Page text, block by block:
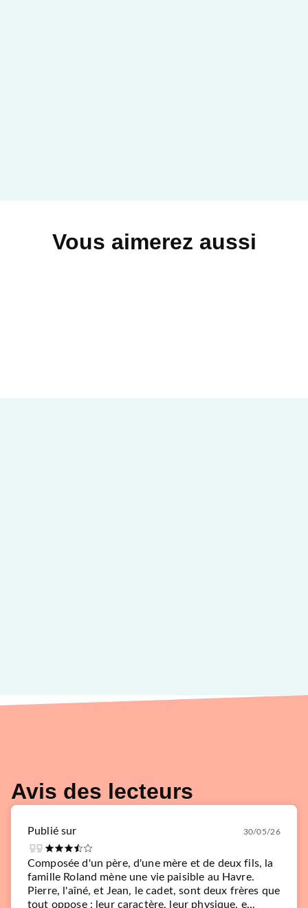
Vous aimerez aussi
Avis des lecteurs
Publié sur 30/05/26
Composée d'un père, d'une mère et de deux fils, la
famille Roland mène une vie paisible au Havre.
Pierre, l'aîné, et Jean, le cadet, sont deux frères que
tout oppose : leur caractère, leur physique, e...